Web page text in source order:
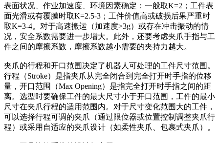
表面状况、作业加速度、环境因素确定：一般取K=2；工件表
面光滑或有覆膜时取K=2.5-3；工件价值高或破损后果严重时
取K=3-4。对于高速搬运（加速度>3g）或存在冲击振动的情
况，安全系数需要进一步增大。此外，还要考虑夹爪手指与工
件之间的摩擦系数，摩擦系数越小需要的夹持力越大。
夹爪的行程和开口范围决定了机器人可处理的工件尺寸范围。
行程（Stroke）是指夹爪从完全闭合到完全打开时手指的位移
量，开口范围（Max Opening）是指完全打开时手指之间的距
离。选型时要确保工件的最大尺寸小于开口范围，工件的最小
尺寸在夹爪行程的适用范围内。对于尺寸变化范围大的工件，
可以选择行程可调的夹爪（通过限位器或位置控制调整夹爪行
程）或采用自适应的夹爪设计（如柔性夹爪、包裹式夹爪）。